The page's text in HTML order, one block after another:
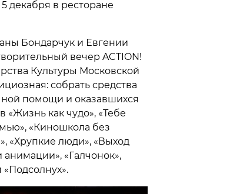
декабря в ресторане
Бондарчук и Евгении
вечер ACTION!
Культуры Московской
собрать средства
помощи и оказавшихся
как чудо», «Тебе
«Киношкола без
«Хрупкие люди», «Выход
«Галчонок»,